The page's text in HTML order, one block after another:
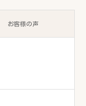
お客様の声